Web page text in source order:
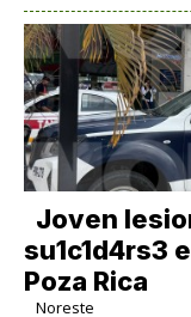
Joven
su1c1d4rs3
Poza Rica
Noreste